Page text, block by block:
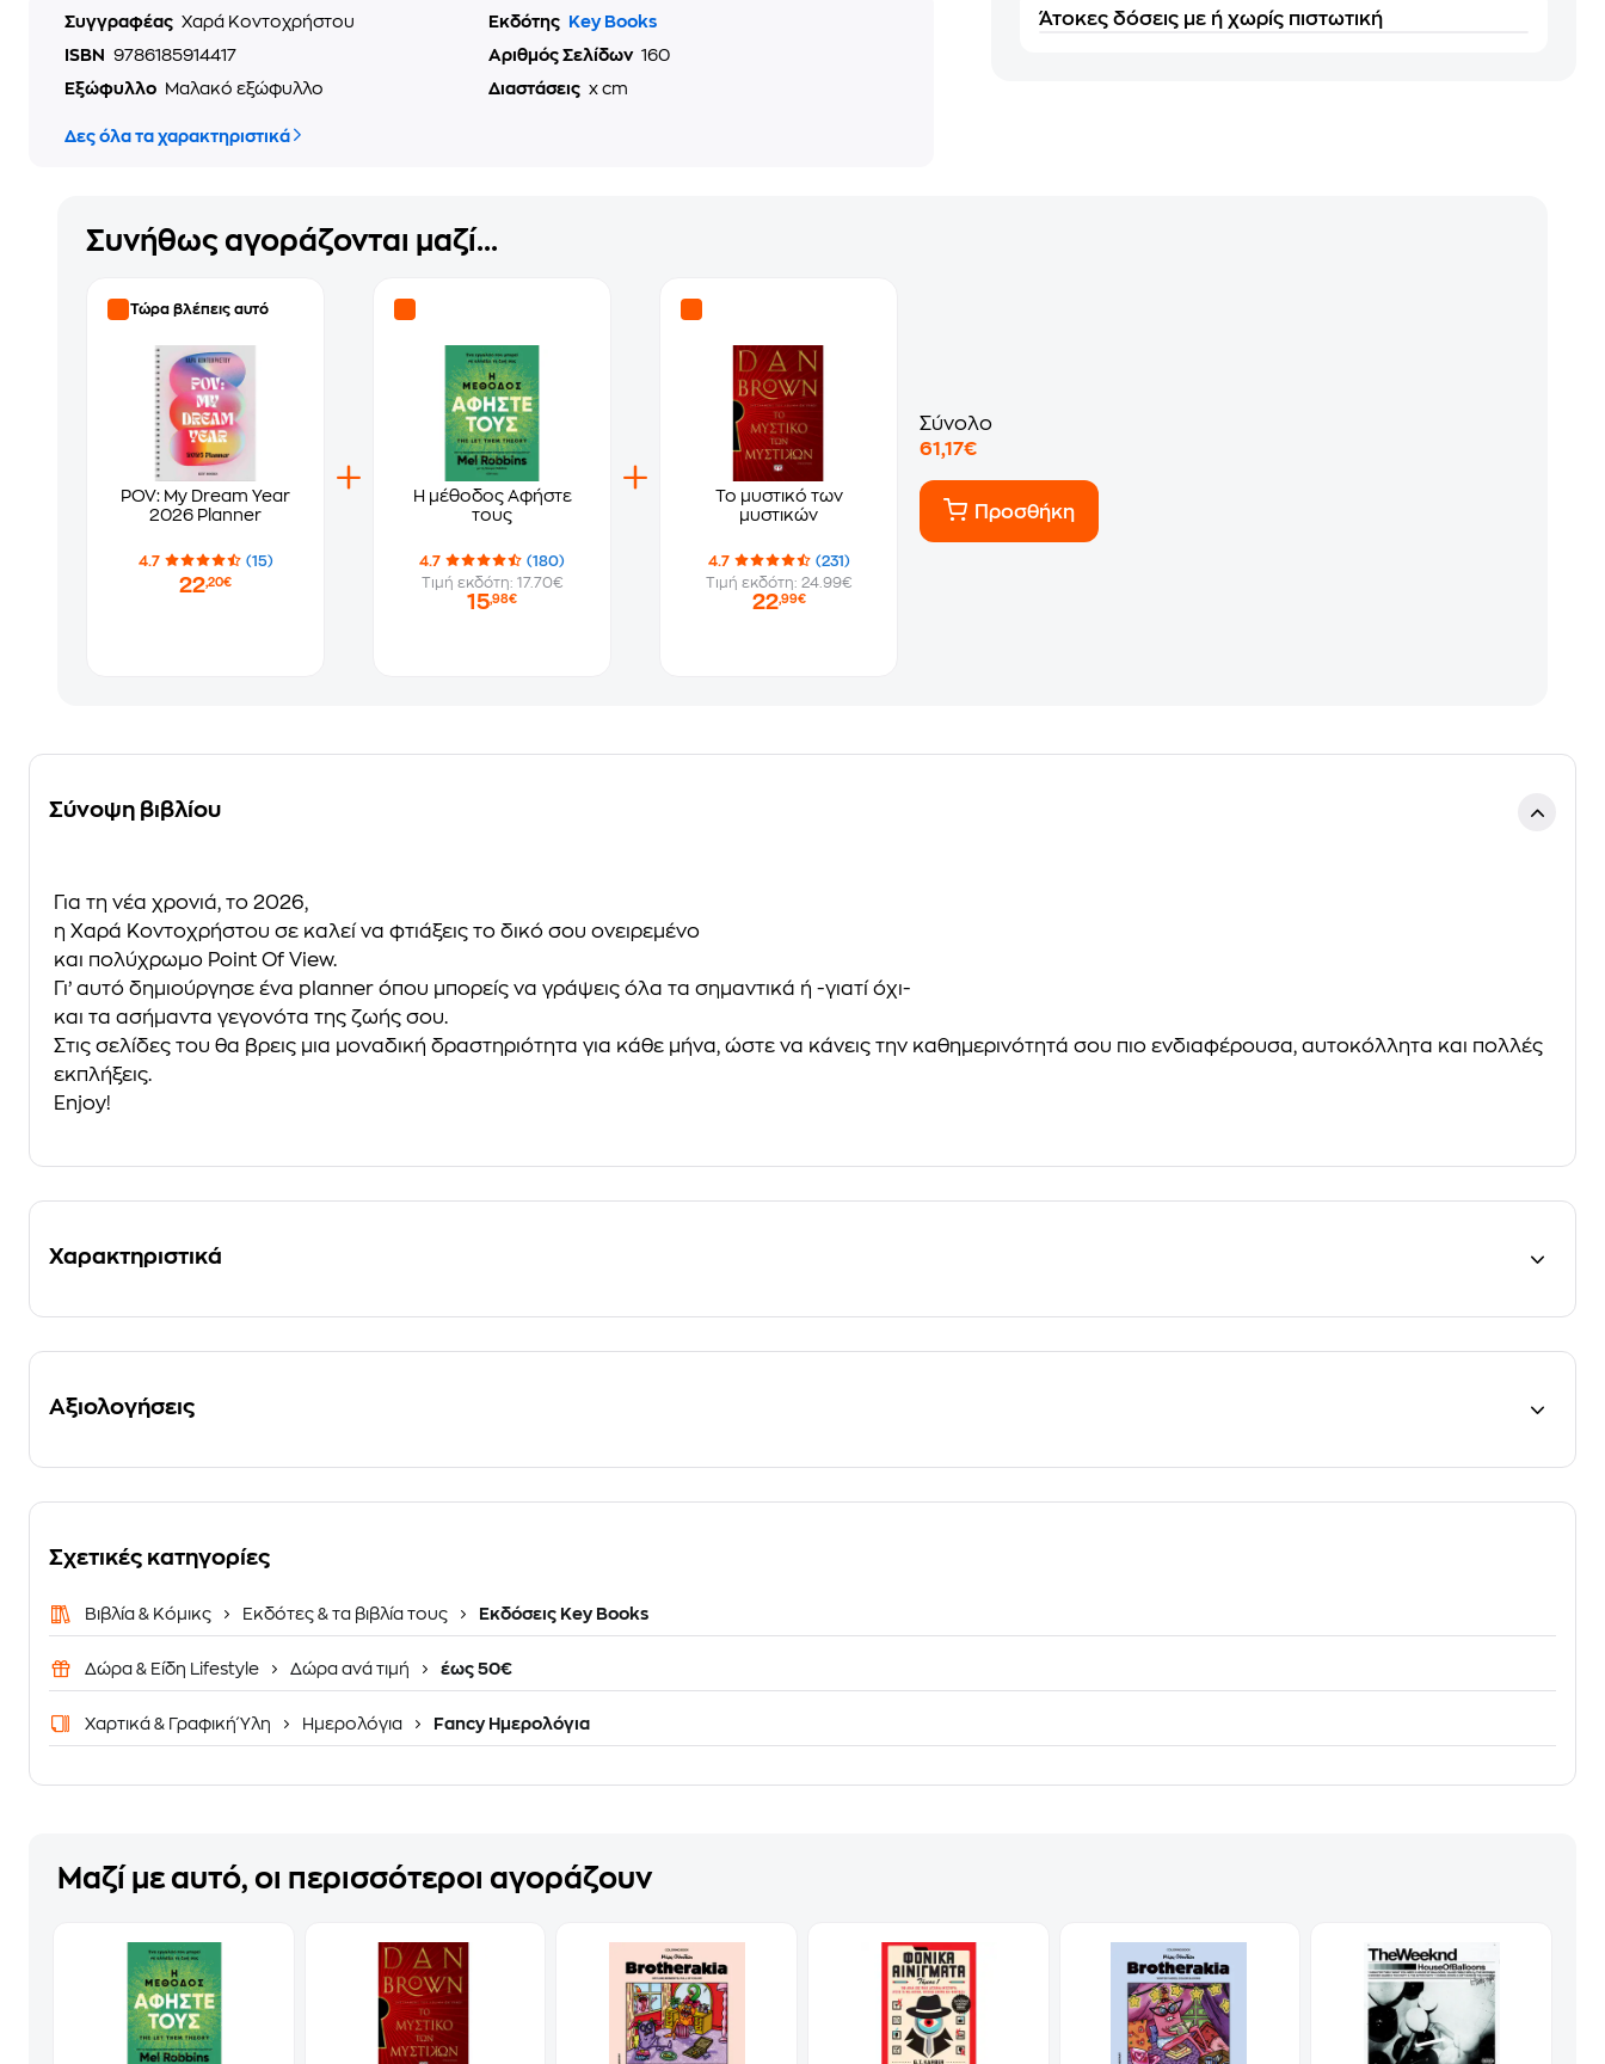
Συγγραφέας Χαρά Κοντοχρήστου Εκδότης
Key Books
ISBN
9786185914417 Αριθμός Σελίδων 160
Εξώφυλλο
Μαλακό εξώφυλλο Διαστάσεις x cm
Δες όλα τα χαρακτηριστικά
Άτοκες δόσεις με ή χωρίς πιστωτική
Συνήθως αγοράζονται μαζί...
Τώρα βλέπεις αυτό
POV: My Dream Year
2026 Planner
4.7 (15)
22,20€
Η μέθοδος Αφήστε
τους
4.7
(180)
Τιμή εκδότη: 17.70€
15,98€
Το μυστικό των
μυστικών
4.7
(231)
Τιμή εκδότη: 24.99€
22,99€
Σύνολο
61,17€
Προσθήκη
Σύνοψη βιβλίου
Για τη νέα χρονιά, το 2026,
η Χαρά Κοντοχρήστου σε καλεί να φτιάξεις το δικό σου ονειρεµένο
και πολύχρωµο Point Of View.
Γι’ αυτό δηµιούργησε ένα planner όπου µπορείς να γράψεις όλα τα σηµαντικά ή -γιατί όχι-
και τα ασήµαντα γεγονότα της ζωής σου.
Στις σελίδες του θα βρεις µια µοναδική δραστηριότητα για κάθε µήνα, ώστε να κάνεις την καθηµερινότητά σου πιο ενδιαφέρουσα, αυτοκόλλητα και πολλές
εκπλήξεις.
Enjoy!
Χαρακτηριστικά
Αξιολογήσεις
Σχετικές κατηγορίες
Βιβλία & Κόμικς Εκδότες & τα βιβλία τους Εκδόσεις Key Books
Δώρα & Είδη Lifestyle Δώρα ανά τιμή έως 50€
Χαρτικά & Γραφική Ύλη Ημερολόγια Fancy Ημερολόγια
Μαζί με αυτό, οι περισσότεροι αγοράζουν